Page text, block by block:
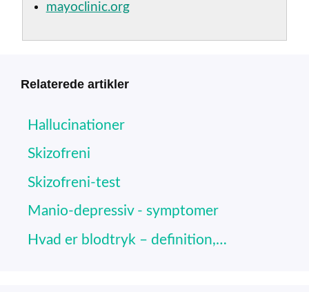
mayoclinic.org
Relaterede artikler
Hallucinationer
Skizofreni
Skizofreni-test
Manio-depressiv - symptomer
Hvad er blodtryk – definition,…